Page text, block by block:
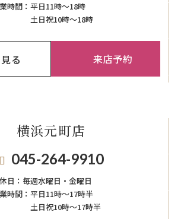
時間： 平日11時～18時
土日祝10時～18時
る 来店予約
横浜元町店
045-264-9910
日： 毎週⽔曜⽇‧⾦曜⽇
時間： 平日11時～17時半
土日祝10時～17時半